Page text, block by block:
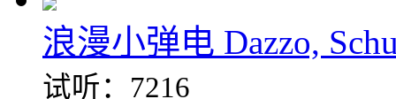
浪漫小弹电 Dazzo,
试听：7216